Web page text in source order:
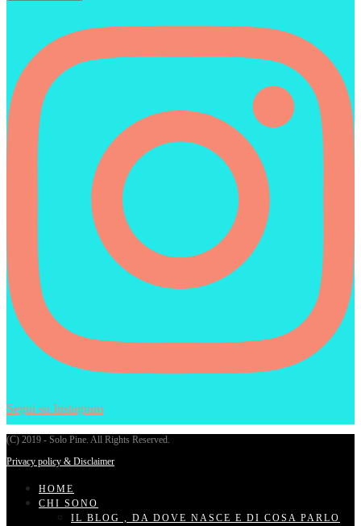
Segui su Instagram
(C) 2019 - Solo Pine. All Rights Reserved.
Privacy policy & Disclaimer
HOME
CHI SONO
IL BLOG , DA DOVE NASCE E DI COSA PARLO